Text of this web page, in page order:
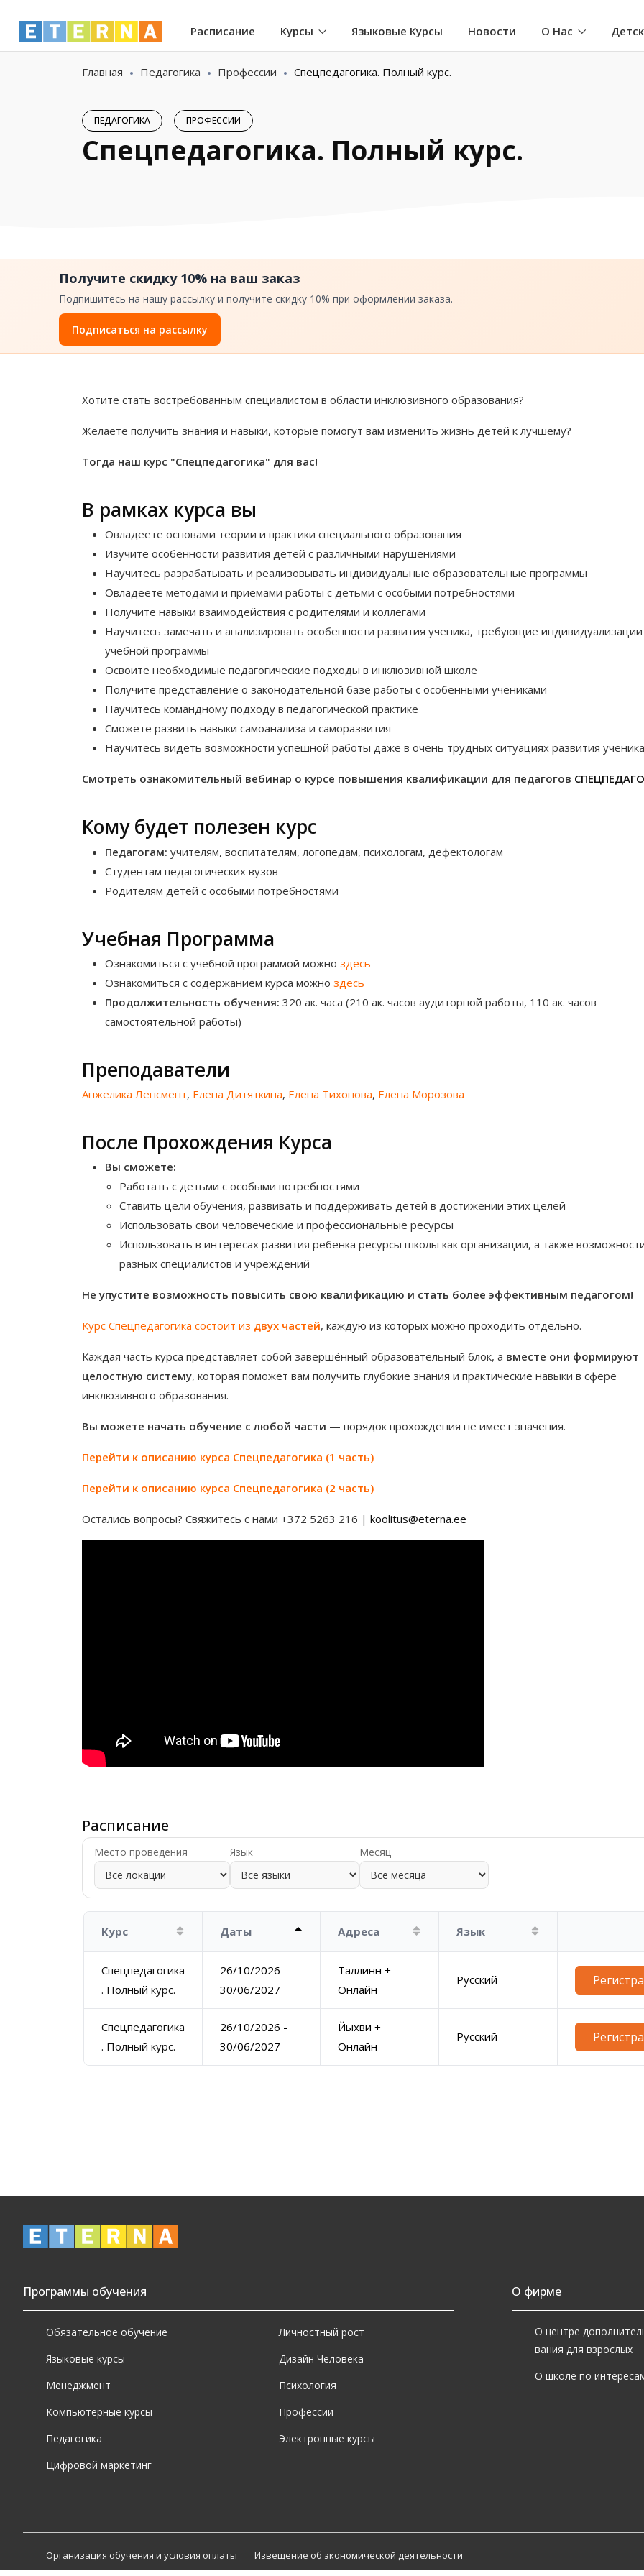
Расписание Курсы Языковые Курсы Новости О Нас
Главная Педагогика Профессии Спецпедагогика. Полный курс.
ПЕДАГОГИКА ПРОФЕССИИ
Спецпедагогика. Полный курс.
Получите скидку 10% на ваш заказ
Подпишитесь на нашу рассылку и получите скидку 10% при оформлении заказа.
Подписаться на рассылку
Хотите стать востребованным специалистом в области инклюзивного образования?
Желаете получить знания и навыки, которые помогут вам изменить жизнь детей к лучшему?
Тогда наш курс "Спецпедагогика" для вас!
В рамках курса вы
Овладеете основами теории и практики специального образования
Изучите особенности развития детей с различными нарушениями
Научитесь разрабатывать и реализовывать индивидуальные образовательные программы
Овладеете методами и приемами работы с детьми с особыми потребностями
Получите навыки взаимодействия с родителями и коллегами
Научитесь замечать и анализировать особенности развития ученика, требующие индивидуализации
учебной программы
Освоите необходимые педагогические подходы в инклюзивной школе
Получите представление о законодательной базе работы с особенными учениками
Научитесь командному подходу в педагогической практике
Сможете развить навыки самоанализа и саморазвития
Научитесь видеть возможности успешной работы даже в очень трудных ситуациях развития ученика
Смотреть ознакомительный вебинар о курсе повышения квалификации для педагогов
Кому будет полезен курс
Педагогам: учителям, воспитателям, логопедам, психологам, дефектологам
Студентам педагогических вузов
Родителям детей с особыми потребностями
Учебная Программа
Ознакомиться с учебной программой можно здесь
Ознакомиться с содержанием курса можно здесь
Продолжительность обучения: 320 ак. часа (210 ак. часов аудиторной работы, 110 ак. часов
самостоятельной работы)
Преподаватели
Анжелика Ленсмент, Елена Дитяткина, Елена Тихонова, Елена Морозова
После Прохождения Курса
Вы сможете:
Работать с детьми с особыми потребностями
Ставить цели обучения, развивать и поддерживать детей в достижении этих целей
Использовать свои человеческие и профессиональные ресурсы
Использовать в интересах развития ребенка ресурсы школы как организации, а также
разных специалистов и учреждений
Не упустите возможность повысить свою квалификацию и стать более эффективным педагогом!
Курс Спецпедагогика состоит из двух частей, каждую из которых можно проходить отдельно.
Каждая часть курса представляет собой завершённый образовательный блок, а вместе они формируют
целостную систему, которая поможет вам получить глубокие знания и практические навыки в сфере
инклюзивного образования.
Вы можете начать обучение с любой части — порядок прохождения не имеет значения.
Перейти к описанию курса Спецпедагогика (1 часть)
Перейти к описанию курса Спецпедагогика (2 часть)
Остались вопросы? Свяжитесь с нами +372 5263 216 | koolitus@eterna.ee
Расписание
Место проведения Язык Месяц
Курс Даты Адреса Язык
Спецпедагогика
. Полный курс.
26/10/2026 -
30/06/2027
Таллинн +
Онлайн
Русский
Спецпедагогика
. Полный курс.
26/10/2026 -
30/06/2027
Йыхви +
Онлайн
Русский
Программы обучения
Обязательное обучение
Языковые курсы
Менеджмент
Компьютерные курсы
Педагогика
Цифровой маркетинг
Личностный рост
Дизайн Человека
Психология
Профессии
Электронные курсы
О фирме
О центре
вания для взрослых
О школе по
Организация обучения и условия оплаты Извещение об экономической деятельности